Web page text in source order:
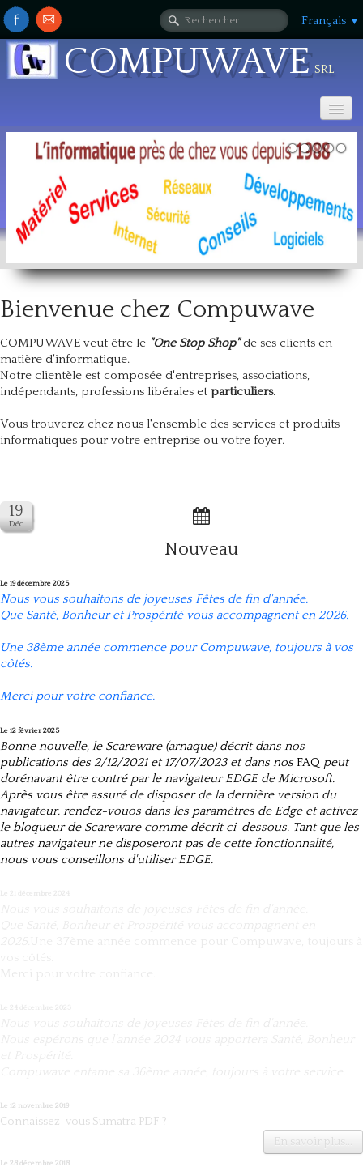
Français ▼
COMPUWAVE srl
Accueil
A propos de Nous...
Contact
Support
Bienvenue chez Compuwave
COMPUWAVE veut être le "One Stop Shop"de ses clients en
matière d'informatique.
Notre clientèle est composée d'entreprises, associations,
indépendants, professions libérales et particuliers.
Vous trouverez chez nous l'ensemble des services et produits
informatiques pour votre entreprise ou votre foyer.
Nouveau
Le 19 décembre 2025
Nous vous souhaitons de joyeuses Fêtes de fin d'année.
Que Santé, Bonheur et Prospérité vous accompagnent en 2026.
Une 38ème année commence pour Compuwave, toujours à vos
côtés.
Merci pour votre confiance.
Le 12 février 2025
Bonne nouvelle, le Scareware (arnaque) décrit dans nos
publications des 2/12/2021 et 17/07/2023 et dans nos FAQ peut
dorénavant être contré par le navigateur EDGE de Microsoft.
Après vous être assuré de disposer de la dernière version du
navigateur, rendez-vouos dans les paramètres de Edge et activez
le bloqueur de Scareware comme décrit ci-dessous. Tant que les
autres navigateur ne disposeront pas de cette fonctionnalité,
nous vous conseillons d'utiliser EDGE.
Le 12 novembre 2019
Connaissez-vous Sumatra PDF ?
En savoir plus...
Le 28 décembre 2018